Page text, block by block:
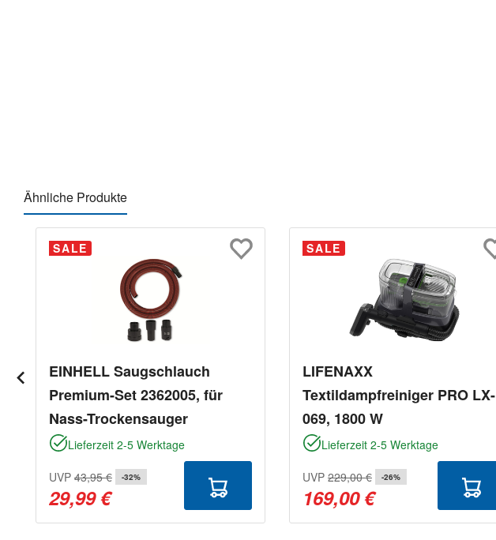
Ähnliche Produkte
Produktgalerie überspringen
SALE
EINHELL Saugschlauch
Premium-Set 2362005, für
Nass-Trockensauger
Lieferzeit 2-5 Werktage
UVP 43,95 € -32%
29,99 €
SALE
LIFENAXX
Textildampfreiniger PRO LX-
069, 1800 W
Lieferzeit 2-5 Werktage
UVP 229,00 € -26%
169,00 €